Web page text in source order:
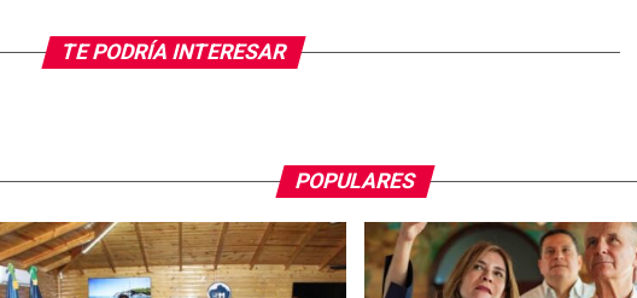
TE PODRÍA INTERESAR
POPULARES